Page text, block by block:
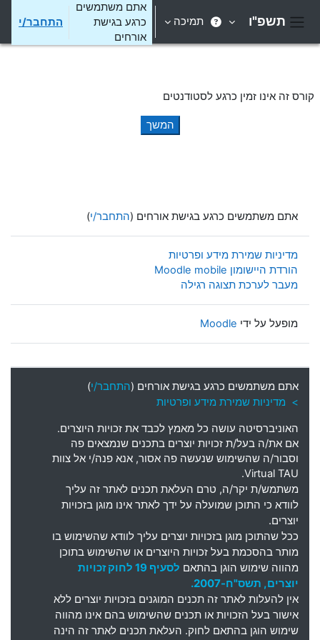
תשפ"ו תמיכה
אתם משתמשים
כרגע בגישת
אורחים
התחבר/י
קורס זה אינו זמין כרגע לסטודנטים
המשך
אתם משתמשים כרגע בגישת אורחים (התחבר/י)
מדיניות שמירת מידע ופרטיות
הורדת היישומון Moodle mobile
מעבר לערכת תצוגה רגילה
מופעל על ידי Moodle
אתם משתמשים כרגע בגישת אורחים (התחבר/י)
> מדיניות שמירת מידע ופרטיות
האוניברסיטה עושה כל מאמץ לכבד את זכויות היוצרים.
אם את/ה בעל/ת זכויות יוצרים בתכנים שנמצאים פה
וסבור/ה שהשימוש שנעשה פה אסור, אנא פנה/י אל צוות
Virtual TAU.
משתמש/ת יקר/ה, טרם העלאת תכנים לאתר זה עליך
לוודא כי התוכן שמועלה על ידך לאתר אינו מוגן בזכויות
יוצרים.
ככל שהתוכן מוגן בזכויות יוצרים עליך לוודא שהשימוש בו
מותר בהסכמת בעל זכויות היוצרים או שהשימוש בתוכן
מהווה שימוש הוגן בהתאם
לסעיף 19 לחוק זכויות
יוצרים, תשס"ח-2007.
אין להעלות לאתר זה תכנים המוגנים בזכויות יוצרים ללא
אישור בעל הזכויות או תכנים שהשימוש בהם אינו מהווה
שימוש הוגן בהתאם לחוק. העלאת תכנים לאתר זה הינה